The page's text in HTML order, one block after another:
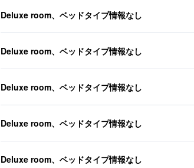
Deluxe room、ベッドタイプ情報なし
Deluxe room、ベッドタイプ情報なし
Deluxe room、ベッドタイプ情報なし
Deluxe room、ベッドタイプ情報なし
Deluxe room、ベッドタイプ情報なし